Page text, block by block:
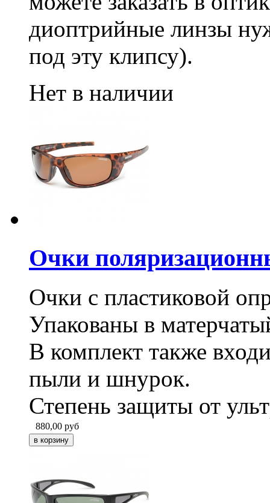
диоптрийные линзы
под эту клипсу).
Нет в наличии
Очки
Очки с пластиковой
Упакованы в
В комплект также
пыли и шнурок.
Степень защиты от
880,00 руб